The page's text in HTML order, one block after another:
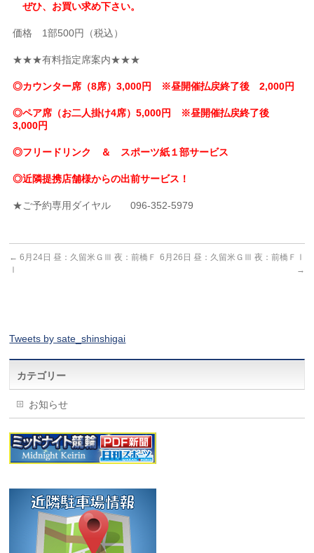
ぜひ、お買い求め下さい。
価格 1部500円（税込）
★★★有料指定席案内★★★
◎カウンター席（8席）3,000円 ※昼開催払戻終了後 2,000円
◎ペア席（お二人掛け4席）5,000円 ※昼開催払戻終了後
3,000円
◎フリードリンク ＆ スポーツ紙１部サービス
◎近隣提携店舗様からの出前サービス！
★ご予約専用ダイヤル 096-352-5979
← 6月24日 昼：久留米ＧⅢ 夜：前橋Ｆ
Ⅰ
6月26日 昼：久留米ＧⅢ 夜：前橋ＦⅠ
→
Tweets by sate_shinshigai
カテゴリー
お知らせ